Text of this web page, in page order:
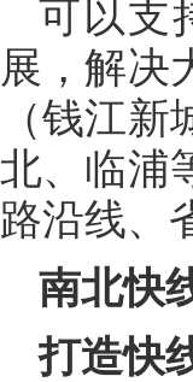
可以支
展，解决
（钱江
北、临浦
路沿线、
南北快
打造快